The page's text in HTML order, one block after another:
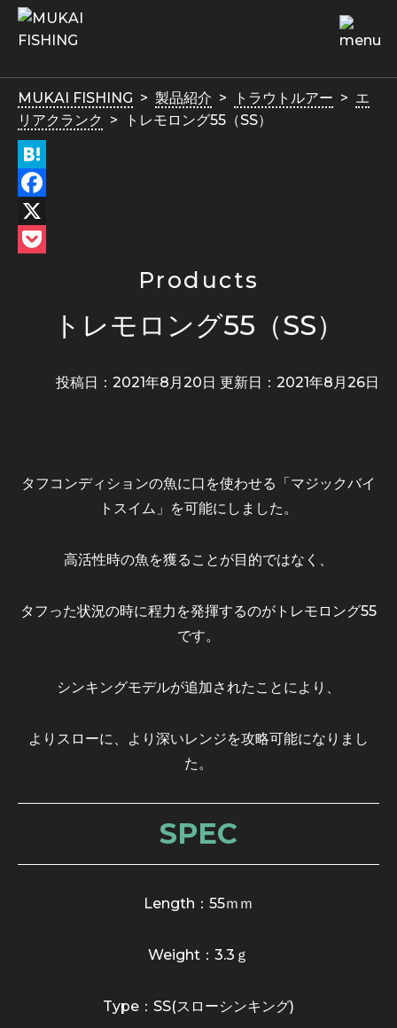
MUKAI FISHING 製品紹介 トラウトルアー
エ
リアクランク
トレモロング55（SS）
Hatena
Facebook
X
Products
トレモロング55（SS）
投稿日：2021年8月20日 更新日： 2021年8月26日
タフコンディションの魚に口を使わせる「マジックバイ
トスイム」を可能にしました。
高活性時の魚を獲ることが目的ではなく、
タフった状況の時に程力を発揮するのがトレモロング55
です。
シンキングモデルが追加されたことにより、
よりスローに、より深いレンジを攻略可能になりまし
た。
SPEC
Length：55ｍｍ
Weight：3.3ｇ
Type：SS(スローシンキング)